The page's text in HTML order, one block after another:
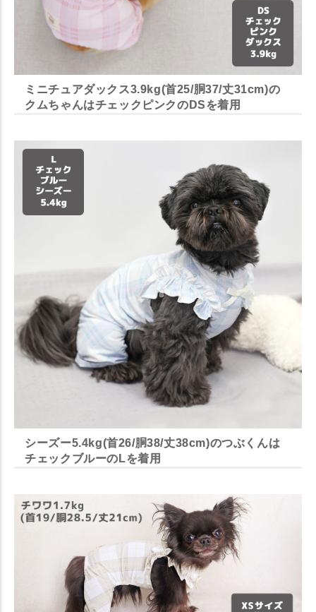
ミニチュアダックス3.9kg(首25/胴37/丈31cm)の
クムちゃんはチェックピンクのDSを着用
シーズー5.4kg(首26/胴38/丈38cm)のつぶくんは
チェックブルーのLを着用